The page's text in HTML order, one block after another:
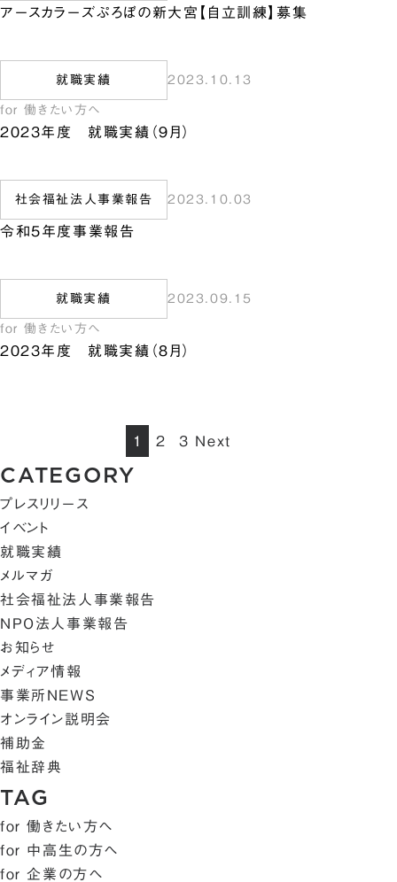
CATEGORY
プレスリリース
イベント
就職実績
メルマガ
社会福祉法人事業報告
NPO法人事業報告
お知らせ
メディア情報
事業所NEWS
オンライン説明会
補助金
福祉辞典
TAG
for 働きたい方へ
for 中高生の方へ
for 企業の方へ
アースカラーズぷろぼの新大宮【自立訓練】募集
就職実績 2023.10.13
for 働きたい方へ
2023年度 就職実績（9月）
社会福祉法人事業報告 2023.10.03
令和5年度事業報告
就職実績 2023.09.15
for 働きたい方へ
2023年度 就職実績（8月）
1 2 3 Next